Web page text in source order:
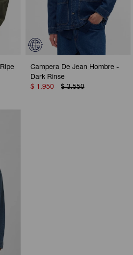
Campera De Jean Hombre -
Dark Rinse
$ 1.950 $ 3.550